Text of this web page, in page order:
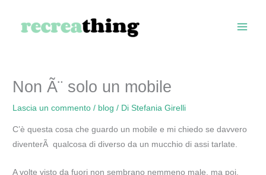
Non Ã¨ solo un mobile
Lascia un commento / blog / DiStefania Girelli
C’è questa cosa che guardo un mobile e mi chiedo se davvero
diventerÃ qualcosa di diverso da un mucchio di assi tarlate.
A volte visto da fuori non sembrano nemmeno male, ma poi,